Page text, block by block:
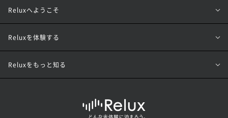
Reluxへようこそ
Reluxを体験する
Reluxをもっと知る